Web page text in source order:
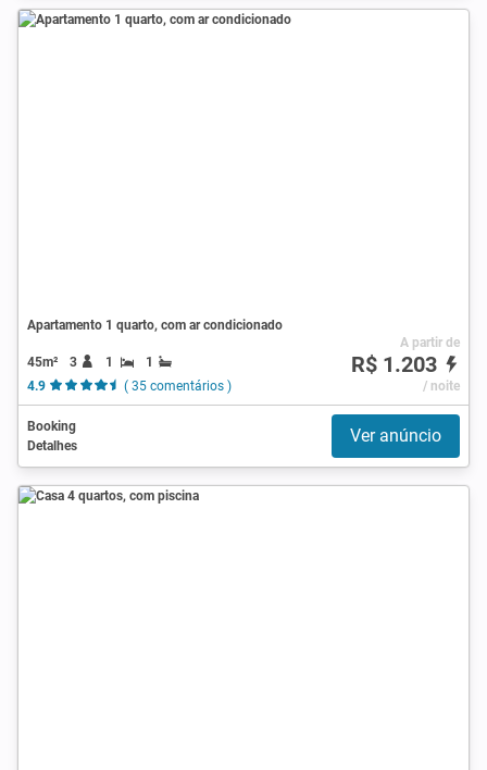
Apartamento 1 quarto, com ar condicionado
45m² 3 1
1
4.9
( 35 comentários )
A partir de
R$ 1.203
/ noite
Booking
Detalhes
Ver anúncio